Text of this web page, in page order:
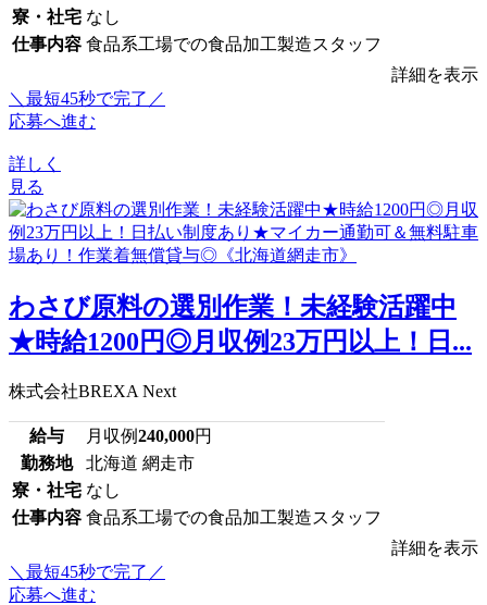
寮・社宅 なし
仕事内容 食品系工場での食品加工製造スタッフ
詳細を表示
＼最短45秒で完了／
応募へ進む
詳しく
見る
わさび原料の選別作業！未経験活躍中
★時給1200円◎月収例23万円以上！日...
株式会社BREXA Next
給与 月収例240,000円
勤務地
北海道 網走市
寮・社宅 なし
仕事内容 食品系工場での食品加工製造スタッフ
詳細を表示
＼最短45秒で完了／
応募へ進む